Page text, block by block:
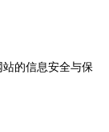
的信息安全与保